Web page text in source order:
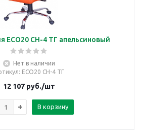
ECO20 CH-4 ТГ апельсиновый
Нет в наличии
: ECO20 CH-4 ТГ
12 107 руб./шт
В корзину